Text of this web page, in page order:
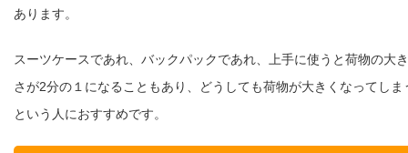
あります。
スーツケースであれ、バックパックであれ、上手に使うと荷物の大き
さが2分の１になることもあり、どうしても荷物が大きくなってしま
という人におすすめです。